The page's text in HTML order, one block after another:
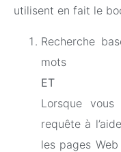
utilisent en fait le
Recherche
mots
ET
Lorsque vous
requête à
les pages